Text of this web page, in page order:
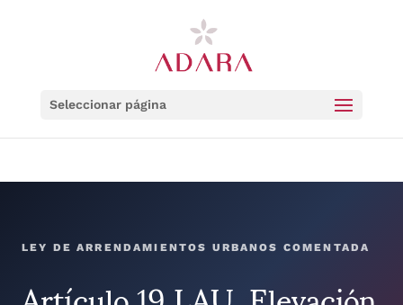
Seleccionar página
LEY DE ARRENDAMIENTOS URBANOS COMENTADA